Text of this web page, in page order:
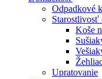
Odpadkové
Starostlivosť
Koše
Upratovanie